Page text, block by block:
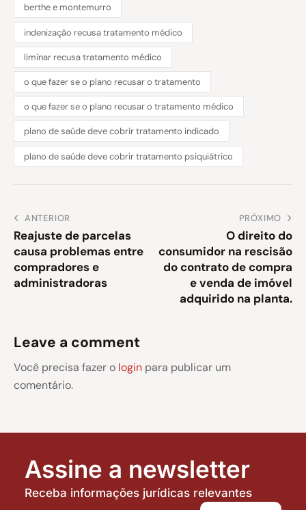
berthe e montemurro
indenização recusa tratamento médico
liminar recusa tratamento médico
o que fazer se o plano recusar o tratamento
o que fazer se o plano recusar o tratamento médico
plano de saúde deve cobrir tratamento indicado
plano de saúde deve cobrir tratamento psiquiátrico
ANTERIOR
Reajuste de parcelas
causa problemas entre
compradores e
administradoras
PRÓXIMO
O direito do
consumidor na rescisão
do contrato de compra
e venda de imóvel
adquirido na planta.
Leave a comment
Você precisa fazer o login para publicar um
comentário.
Assine a newsletter
Receba informações jurídicas relevantes